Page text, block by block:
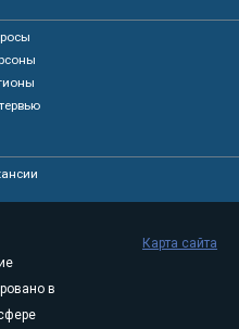
в
Карта сайта